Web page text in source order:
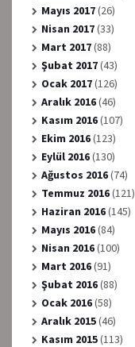
Mayıs 2017(26)
Nisan 2017(33)
Mart 2017(88)
Şubat 2017(43)
Ocak 2017(126)
Aralık 2016(46)
Kasım 2016(107)
Ekim 2016(123)
Eylül 2016(130)
Ağustos 2016(74)
Temmuz 2016(121)
Haziran 2016(145)
Mayıs 2016(84)
Nisan 2016(100)
Mart 2016(91)
Şubat 2016(88)
Ocak 2016(58)
Aralık 2015(46)
Kasım 2015(113)